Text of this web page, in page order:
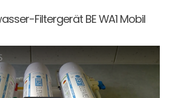
Filtergerät BE WA1 Mobil